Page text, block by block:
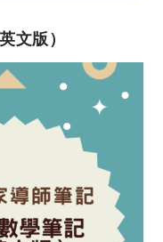
文版）